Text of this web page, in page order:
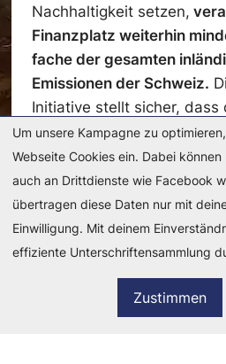
Nachhaltigkeit setzen,
Finanzplatz weiterhin
fache der gesamten
Emissionen der Schweiz.
Initiative stellt sicher, dass
nicht mehr in
Umweltzerstörung fliesst.
Du möchtest mehr
Um unsere Kampagne zu
Webseite Cookies ein. Dabei
auch an Drittdienste wie Facebook
übertragen diese Daten nur mit
Einwilligung. Mit deinem
effiziente Unterschriftensammlung
Zustimmen